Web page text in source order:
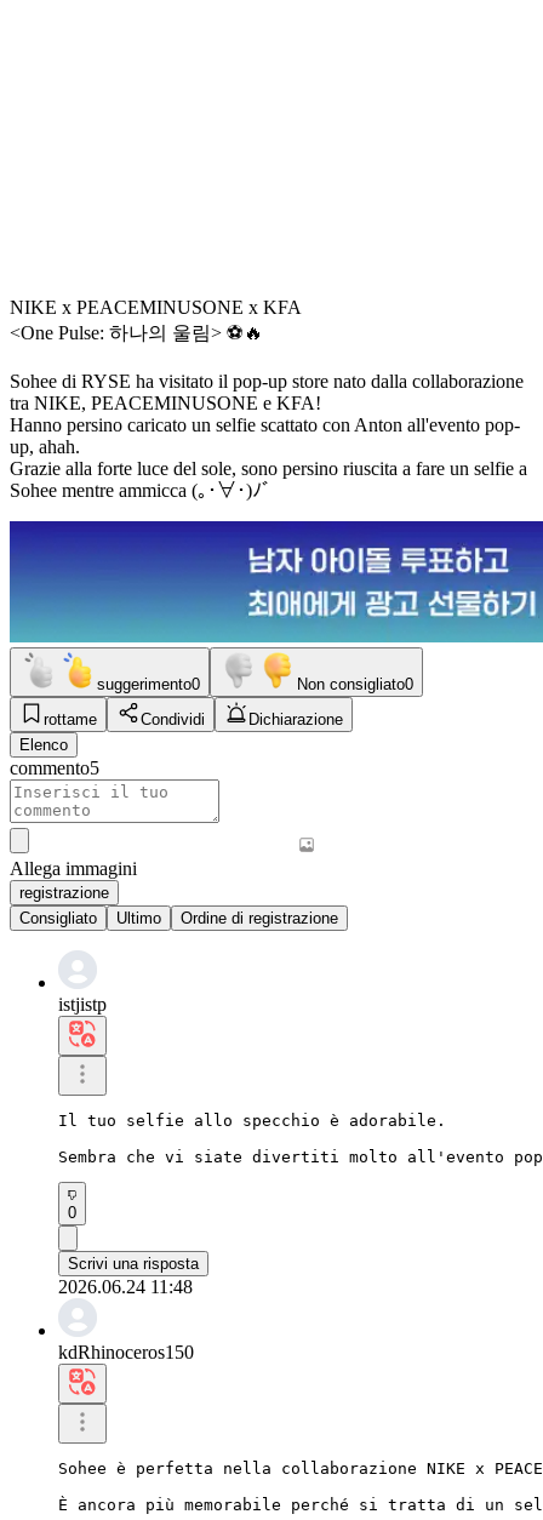
NIKE x PEACEMINUSONE x KFA
<One Pulse: 하나의 울림> ⚽️🔥
Sohee di RYSE ha visitato il pop-up store nato dalla collaborazione
tra NIKE, PEACEMINUSONE e KFA!
Hanno persino caricato un selfie scattato con Anton all'evento pop-
up, ahah.
Grazie alla forte luce del sole, sono persino riuscita a fare un selfie a
Sohee mentre ammicca (｡･∀･)ﾉﾞ
suggerimento0 Non consigliato0
rottame
Condividi
Dichiarazione
Elenco
commento5
Allega immagini
registrazione
Consigliato
Ultimo Ordine di registrazione
istjistp
Il tuo selfie allo specchio è adorabile.
Sembra che vi siate divertiti molto all'evento
0
Scrivi una risposta
2026.06.24 11:48
kdRhinoceros150
Sohee è perfetta nella collaborazione NIKE x
È ancora più memorabile perché si tratta di un